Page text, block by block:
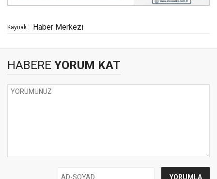
Kaynak: Haber Merkezi
HABERE YORUM KAT